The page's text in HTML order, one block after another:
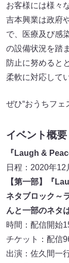
お客様には様々
吉本興業は政府
で、医療及び感
の設備状況を踏
防止に努めると
柔軟に対応して
ぜひ“おうちフェ
イベント概要
『Laugh &
日程：2020年12
【第一部】『
ネタブロック～
んと一部のネタ
時間：配信開始
チケット：配信
出演：佐久間一